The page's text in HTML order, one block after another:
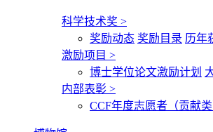
科学技术奖 >
奖励动态 奖励目录 历年
激励项目 >
博士学位论文激励计划
内部表彰 >
CCF年度志愿者（贡献类